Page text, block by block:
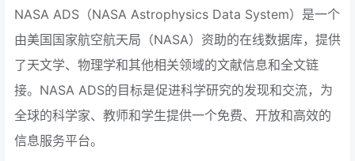
NASA ADS（NASA Astrophysics Data System）是一个
由美国国家航空航天局（NASA）资助的在线数据库，提供
了天文学、物理学和其他相关领域的文献信息和全文链
接。NASA ADS的目标是促进科学研究的发现和交流，为
全球的科学家、教师和学生提供一个免费、开放和高效的
信息服务平台。